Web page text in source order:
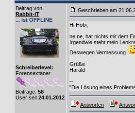
Beitrag von:
Rabbit-IT
... ist OFFLINE
Schreiberlevel:
Forensextaner
Beiträge: 58
User seit 24.01.2012
Geschrieben am
Hi Hobi,
ne ne, hat nichts mit dem
Irgendwie steht mein
Deswegen Vermessung
Grüße
Harald
--
"Die Lösung eines
Antworten